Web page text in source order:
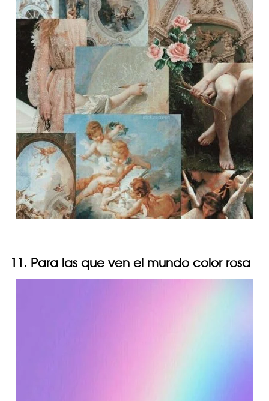
11. Para las que ven el mundo color rosa